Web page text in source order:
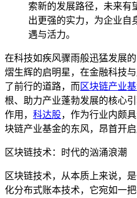
索新的发展路径，未来有
出更强的实力，为企业自
遇与活力。
在科技如疾风骤雨般迅猛发展
熠生辉的启明星，在金融科技
了前行的道路，而 区块链产业
根、助力产业蓬勃发展的核心
作用， 科达股，作为行业内颇
块链产业基金的东风，昂首开
区块链技术：时代的汹涌浪潮
区块链技术，从本质上来说，
化分布式账本技术，它宛如一